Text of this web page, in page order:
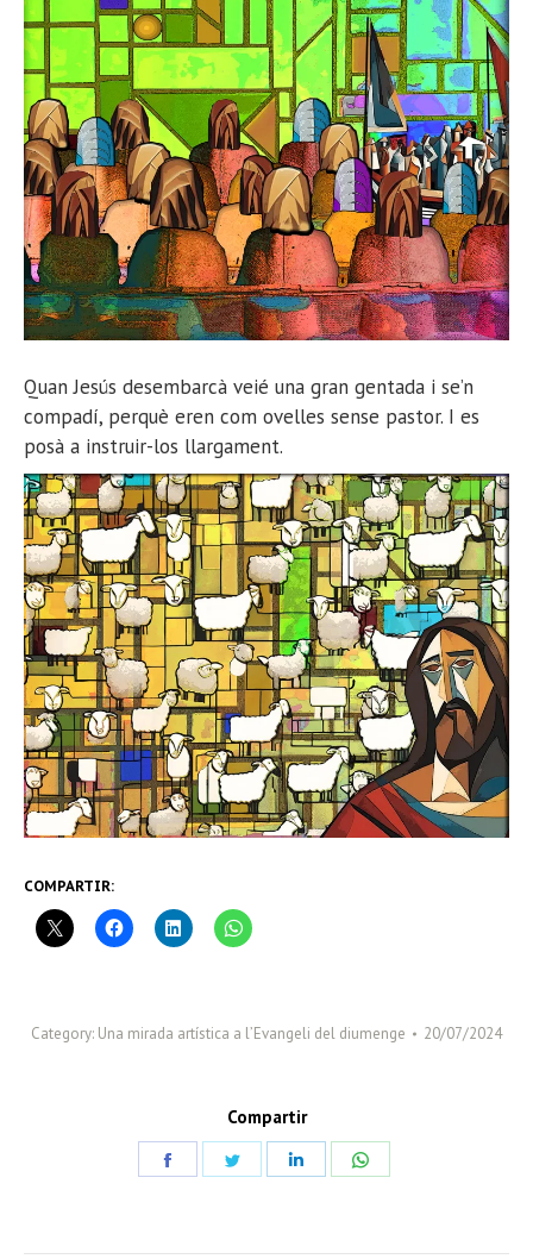
Quan Jesús desembarcà veié una gran gentada i se’n
compadí, perquè eren com ovelles sense pastor. I es
posà a instruir-los llargament.
COMPARTIR:
Category: Una mirada artística a l’Evangeli del diumenge 20/07/2024
Compartir